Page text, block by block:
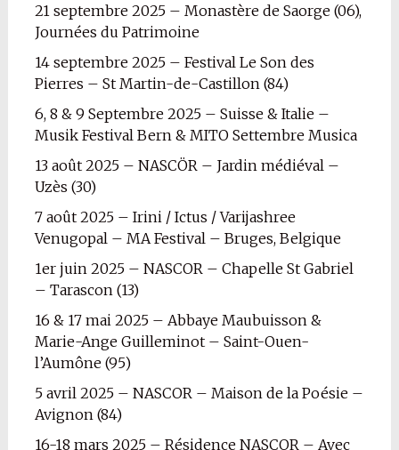
21 septembre 2025 – Monastère de Saorge (06),
Journées du Patrimoine
14 septembre 2025 – Festival Le Son des
Pierres – St Martin-de-Castillon (84)
6, 8 & 9 Septembre 2025 – Suisse & Italie –
Musik Festival Bern & MITO Settembre Musica
13 août 2025 – NASCÖR – Jardin médiéval –
Uzès (30)
7 août 2025 – Irini / Ictus / Varijashree
Venugopal – MA Festival – Bruges, Belgique
1er juin 2025 – NASCOR – Chapelle St Gabriel
– Tarascon (13)
16 & 17 mai 2025 – Abbaye Maubuisson &
Marie-Ange Guilleminot – Saint-Ouen-
l’Aumône (95)
5 avril 2025 – NASCOR – Maison de la Poésie –
Avignon (84)
16-18 mars 2025 – Résidence NASCOR – Avec